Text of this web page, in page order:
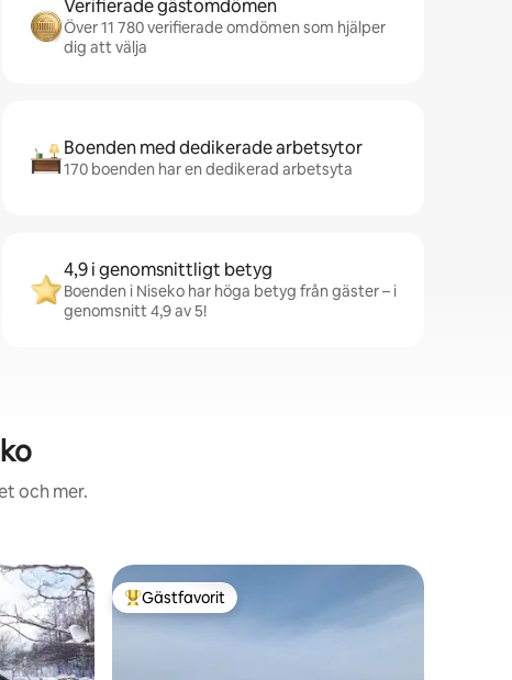
Verifierade gästomdömen
Över 11 780 verifierade omdömen som hjälper
dig att välja
Boenden med dedikerade arbetsytor
170 boenden har en dedikerad arbetsyta
4,9 i genomsnittligt betyg
Boenden i Niseko har höga betyg från gäster – i
genomsnitt 4,9 av 5!
och mer.
Populär gästfavorit
Gästfavorit